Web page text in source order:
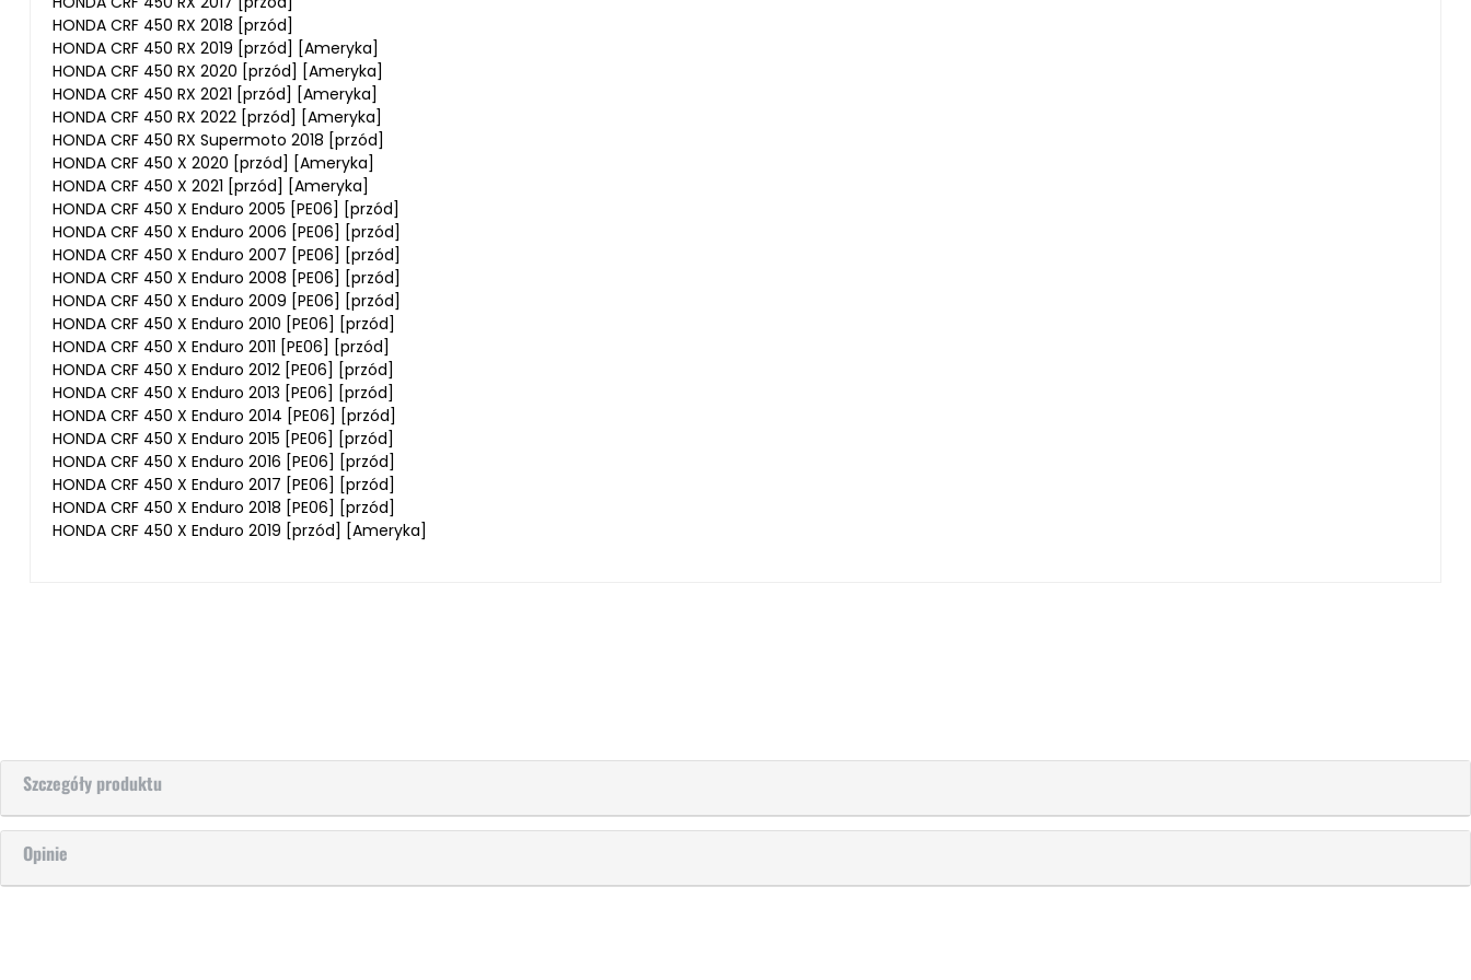
HONDA CRF 450 RX 2018 [przód]
HONDA CRF 450 RX 2019 [przód] [Ameryka]
HONDA CRF 450 RX 2020 [przód] [Ameryka]
HONDA CRF 450 RX 2021 [przód] [Ameryka]
HONDA CRF 450 RX 2022 [przód] [Ameryka]
HONDA CRF 450 RX Supermoto 2018 [przód]
HONDA CRF 450 X 2020 [przód] [Ameryka]
HONDA CRF 450 X 2021 [przód] [Ameryka]
HONDA CRF 450 X Enduro 2005 [PE06] [przód]
HONDA CRF 450 X Enduro 2006 [PE06] [przód]
HONDA CRF 450 X Enduro 2007 [PE06] [przód]
HONDA CRF 450 X Enduro 2008 [PE06] [przód]
HONDA CRF 450 X Enduro 2009 [PE06] [przód]
HONDA CRF 450 X Enduro 2010 [PE06] [przód]
HONDA CRF 450 X Enduro 2011 [PE06] [przód]
HONDA CRF 450 X Enduro 2012 [PE06] [przód]
HONDA CRF 450 X Enduro 2013 [PE06] [przód]
HONDA CRF 450 X Enduro 2014 [PE06] [przód]
HONDA CRF 450 X Enduro 2015 [PE06] [przód]
HONDA CRF 450 X Enduro 2016 [PE06] [przód]
HONDA CRF 450 X Enduro 2017 [PE06] [przód]
HONDA CRF 450 X Enduro 2018 [PE06] [przód]
HONDA CRF 450 X Enduro 2019 [przód] [Ameryka]
Szczegóły produktu
Opinie